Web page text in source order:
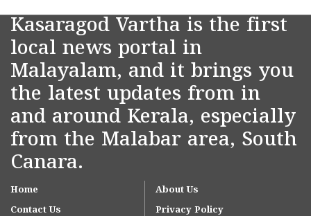
Kasaragod Vartha is the first
local news portal in
Malayalam, and it brings you
the latest updates from in
and around Kerala, especially
from the Malabar area, South
Canara.
Home
About Us
Contact Us
Privacy Policy